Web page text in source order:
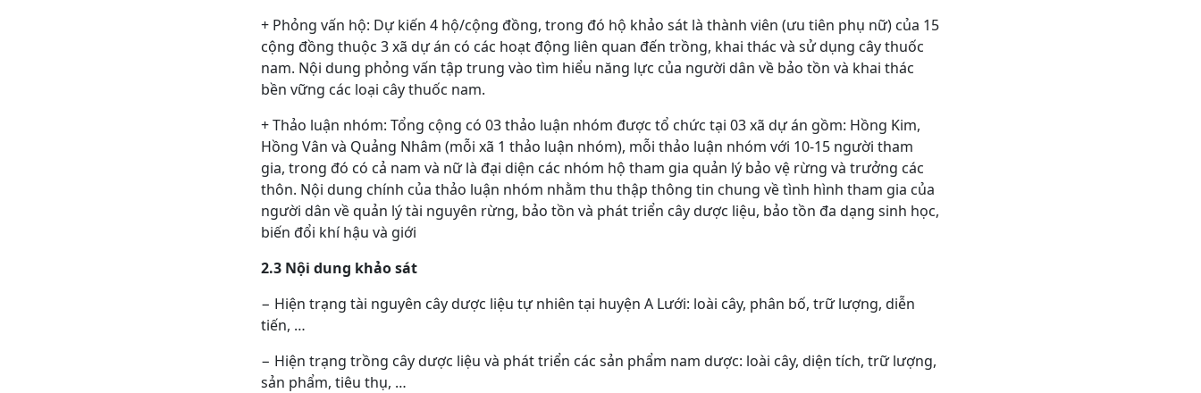
+ Phỏng vấn hộ: Dự kiến 4 hộ/cộng đồng, trong đó hộ khảo sát là thành viên (ưu tiên phụ nữ) của 15
cộng đồng thuộc 3 xã dự án có các hoạt động liên quan đến trồng, khai thác và sử dụng cây thuốc
nam. Nội dung phỏng vấn tập trung vào tìm hiểu năng lực của người dân về bảo tồn và khai thác
bền vững các loại cây thuốc nam.
+Thảo luận nhóm: Tổng cộng có 03 thảo luận nhóm được tổ chức tại 03 xã dự án gồm: Hồng Kim,
Hồng Vân và Quảng Nhâm (mỗi xã 1 thảo luận nhóm), mỗi thảo luận nhóm với 10-15 người tham
gia, trong đó có cả nam và nữ là đại diện các nhóm hộ tham gia quản lý bảo vệ rừng và trưởng các
thôn. Nội dung chính của thảo luận nhóm nhằm thu thập thông tin chung về tình hình tham gia của
người dân về quản lý tài nguyên rừng, bảo tồn và phát triển cây dược liệu, bảo tồn đa dạng sinh học,
biến đổi khí hậu và giới
2.3 Nội dung khảo sát
− Hiện trạng tài nguyên cây dược liệu tự nhiên tại huyện A Lưới: loài cây, phân bố, trữ lượng, diễn
tiến, …
− Hiện trạng trồng cây dược liệu và phát triển các sản phẩm nam dược: loài cây, diện tích, trữ lượng,
sản phẩm, tiêu thụ, …